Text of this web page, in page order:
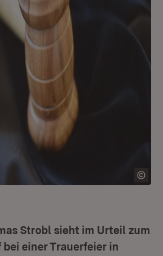
Strobl sieht im Urteil zum
einer Trauerfeier in